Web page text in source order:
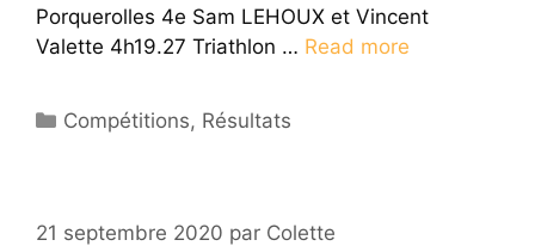
Porquerolles 4e Sam LEHOUX et Vincent
Valette 4h19.27 Triathlon … Read more
Catégories
Compétitions, Résultats
21 septembre 2020 par Colette